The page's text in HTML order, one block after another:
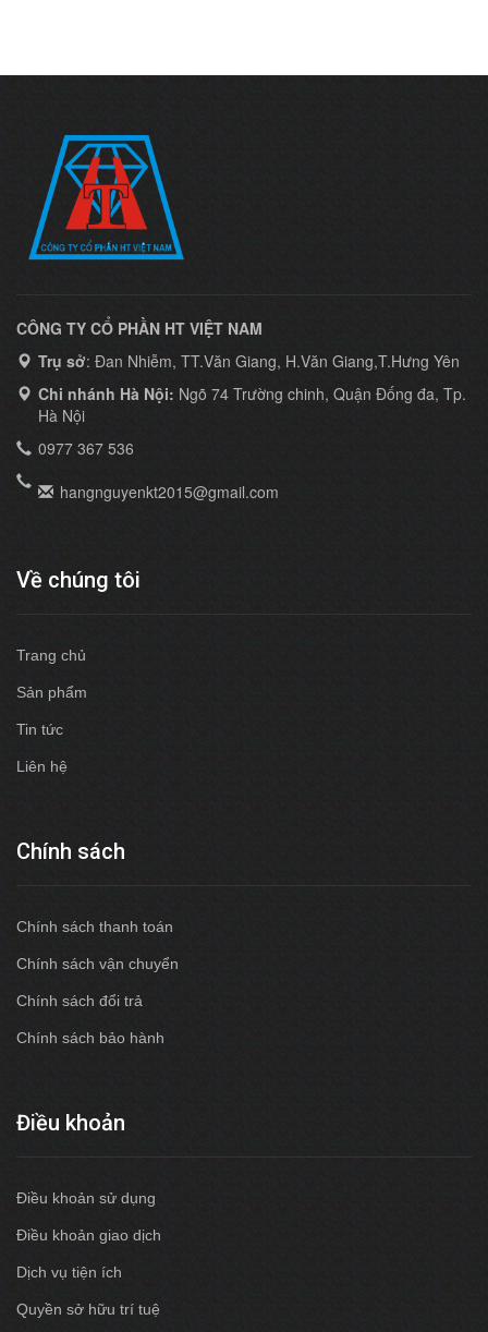
CÔNG TY CỔ PHẦN HT VIỆT NAM
Trụ sở: Đan Nhiễm, TT.Văn Giang, H.Văn Giang,T.Hưng Yên
Chi nhánh Hà Nội: Ngõ 74 Trường chinh, Quận Đống đa, Tp.
Hà Nội
0977 367 536
hangnguyenkt2015@gmail.com
Về chúng tôi
Trang chủ
Sản phẩm
Tin tức
Liên hệ
Chính sách
Chính sách thanh toán
Chính sách vận chuyển
Chính sách đổi trả
Chính sách bảo hành
Điều khoản
Điều khoản sử dụng
Điều khoản giao dịch
Dịch vụ tiện ích
Quyền sở hữu trí tuệ